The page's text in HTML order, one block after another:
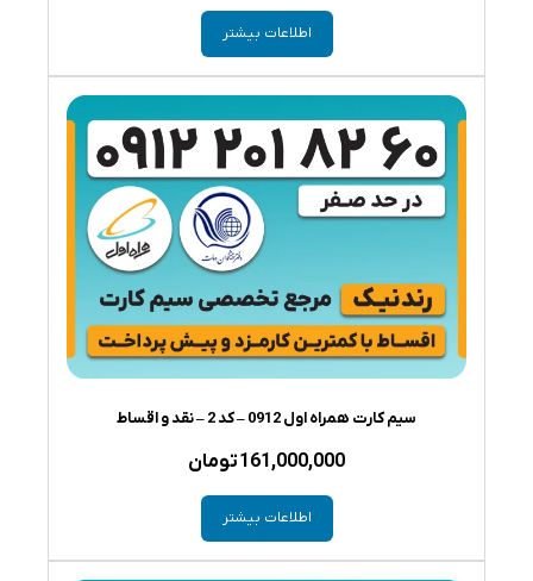
اطلاعات بیشتر
سیم کارت همراه اول 0912 – کد 2 – نقد و اقساط
161,000,000تومان
اطلاعات بیشتر